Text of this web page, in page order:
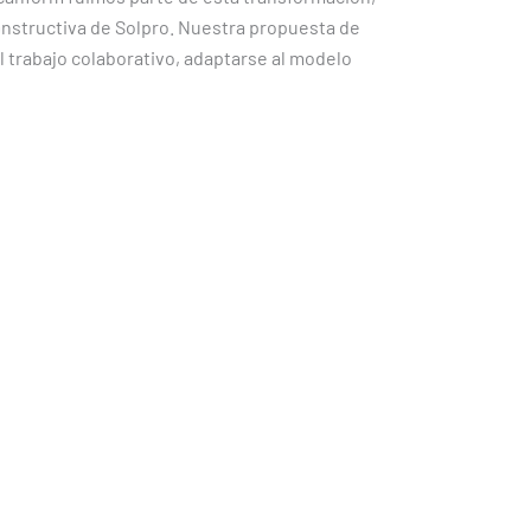
de Solpro. Nuestra propuesta de
colaborativo, adaptarse al modelo